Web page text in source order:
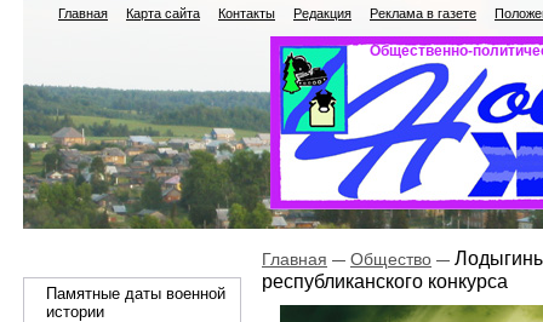
Главная Карта сайта Контакты Редакция Реклама в газете
Общественно-
Памятные даты военной
истории
Главная Общество
республиканского конкурса